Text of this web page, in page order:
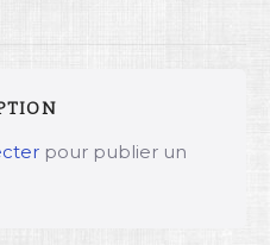
pour publier un